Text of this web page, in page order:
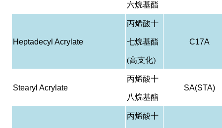
六烷基酯
Heptadecyl Acrylate
丙烯酸十
七烷基酯
(高支化)
C17A
Stearyl Acrylate
丙烯酸十
八烷基酯
SA(STA)
丙烯酸十